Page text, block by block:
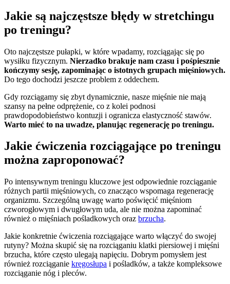
Jakie są najczęstsze błędy w stretchingu
po treningu?
Oto najczęstsze pułapki, w które wpadamy, rozciągając się po
wysiłku fizycznym. Nierzadko brakuje nam czasu i pośpiesznie
kończymy sesję, zapominając o istotnych grupach mięśniowych.
Do tego dochodzi jeszcze problem z oddechem.
Gdy rozciągamy się zbyt dynamicznie, nasze mięśnie nie mają
szansy na pełne odprężenie, co z kolei podnosi
prawdopodobieństwo kontuzji i ogranicza elastyczność stawów.
Warto mieć to na uwadze, planując regenerację po treningu.
Jakie ćwiczenia rozciągające po treningu
można zaproponować?
Po intensywnym treningu kluczowe jest odpowiednie rozciąganie
różnych partii mięśniowych, co znacząco wspomaga regenerację
organizmu. Szczególną uwagę warto poświęcić mięśniom
czworogłowym i dwugłowym uda, ale nie można zapominać
również o mięśniach pośladkowych oraz brzucha.
Jakie konkretnie ćwiczenia rozciągające warto włączyć do swojej
rutyny? Można skupić się na rozciąganiu klatki piersiowej i mięśni
brzucha, które często ulegają napięciu. Dobrym pomysłem jest
również rozciąganie kręgosłupa i pośladków, a także kompleksowe
rozciąganie nóg i pleców.